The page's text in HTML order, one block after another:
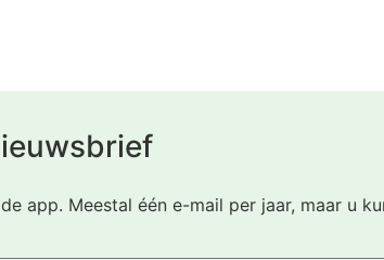
app. Meestal één e-mail per jaar, maar u